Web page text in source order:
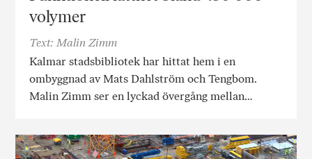
volymer
Text: Malin Zimm
Kalmar stadsbibliotek har hittat hem i en
ombyggnad av Mats Dahlström och Tengbom.
Malin Zimm ser en lyckad övergång mellan…